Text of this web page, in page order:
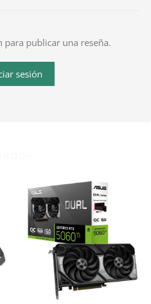
para publicar una reseña.
sesión